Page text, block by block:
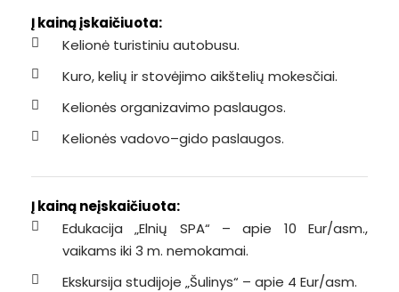
Į kainą įskaičiuota:
Kelionė turistiniu autobusu.
Kuro, kelių ir stovėjimo aikštelių mokesčiai.
Kelionės organizavimo paslaugos.
Kelionės vadovo–gido paslaugos.
Į kainą neįskaičiuota:
Edukacija „Elnių SPA“ – apie 10 Eur/asm.,
vaikams iki 3 m. nemokamai.
Ekskursija studijoje „Šulinys“ – apie 4 Eur/asm.